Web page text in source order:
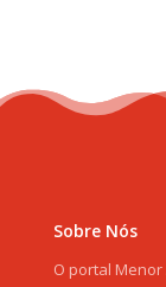
Sobre Nós
O portal